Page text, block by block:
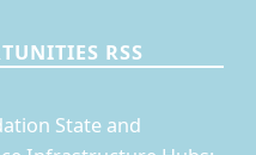
RSS
State and